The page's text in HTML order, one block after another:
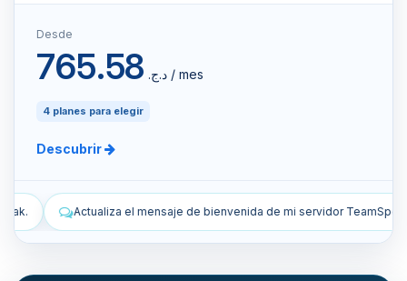
Desde
765.58 د.ج.‏ / mes
4 planes para elegir
Descubrir
bienvenida de mi servidor TeamSpeak. Lista los snapshots